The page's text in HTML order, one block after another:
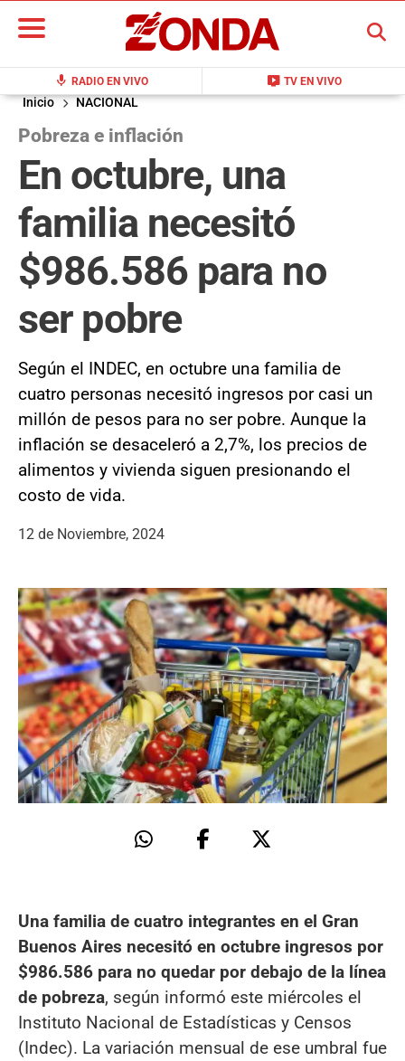
mic RADIO EN VIVO live_tv TV EN VIVO
BUSCAR
Inicio NACIONAL
Pobreza e inflación
En octubre, una
familia necesitó
$986.586 para no
ser pobre
Según el INDEC, en octubre una familia de
cuatro personas necesitó ingresos por casi un
millón de pesos para no ser pobre. Aunque la
inflación se desaceleró a 2,7%, los precios de
alimentos y vivienda siguen presionando el
costo de vida.
12 de Noviembre, 2024
Una familia de cuatro integrantes en el Gran
Buenos Aires necesitó en octubre ingresos por
$986.586 para no quedar por debajo de la línea
de pobreza, según informó este miércoles el
Instituto Nacional de Estadísticas y Censos
(Indec). La variación mensual de ese umbral fue